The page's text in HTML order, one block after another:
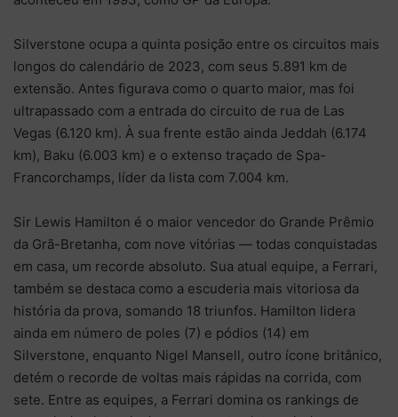
Silverstone ocupa a quinta posição entre os circuitos mais
longos do calendário de 2023, com seus 5.891 km de
extensão. Antes figurava como o quarto maior, mas foi
ultrapassado com a entrada do circuito de rua de Las
Vegas (6.120 km). À sua frente estão ainda Jeddah (6.174
km), Baku (6.003 km) e o extenso traçado de Spa-
Francorchamps, líder da lista com 7.004 km.
Sir Lewis Hamilton é o maior vencedor do Grande Prêmio
da Grã-Bretanha, com nove vitórias — todas conquistadas
em casa, um recorde absoluto. Sua atual equipe, a Ferrari,
também se destaca como a escuderia mais vitoriosa da
história da prova, somando 18 triunfos. Hamilton lidera
ainda em número de poles (7) e pódios (14) em
Silverstone, enquanto Nigel Mansell, outro ícone britânico,
detém o recorde de voltas mais rápidas na corrida, com
sete. Entre as equipes, a Ferrari domina os rankings de